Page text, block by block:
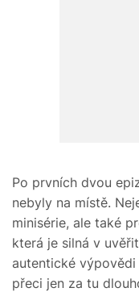
Po prvních dvou
nebyly na místě.
minisérie, ale také
která je silná v
autentické
přeci jen za tu